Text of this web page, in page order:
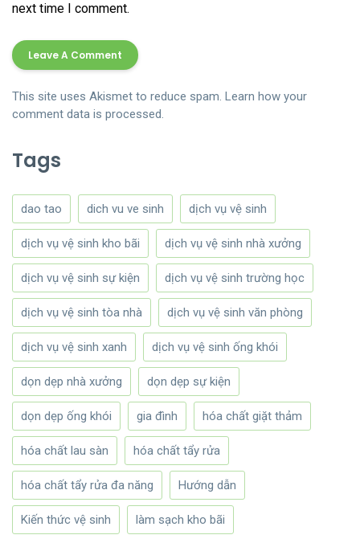
next time I comment.
This site uses Akismet to reduce spam. Learn how your
comment data is processed.
Tags
dao tao dich vu ve sinh dịch vụ vệ sinh
dịch vụ vệ sinh kho bãi dịch vụ vệ sinh nhà xưởng
dịch vụ vệ sinh sự kiện dịch vụ vệ sinh trường học
dịch vụ vệ sinh tòa nhà dịch vụ vệ sinh văn phòng
dịch vụ vệ sinh xanh dịch vụ vệ sinh ống khói
dọn dẹp nhà xưởng dọn dẹp sự kiện
dọn dẹp ống khói gia đình hóa chất giặt thảm
hóa chất lau sàn hóa chất tẩy rửa
hóa chất tẩy rửa đa năng Hướng dẫn
Kiến thức vệ sinh làm sạch kho bãi